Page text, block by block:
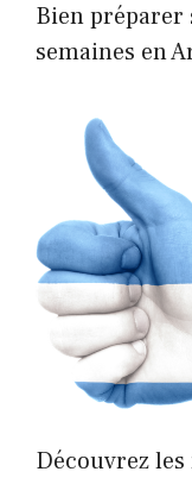
Bien préparer
semaines en
Découvrez